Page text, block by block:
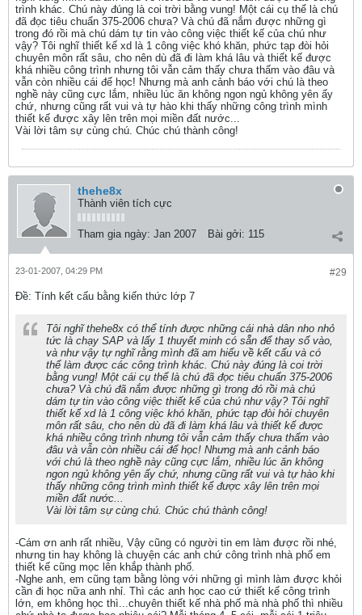
trình khác. Chú này đúng là coi trời bằng vung! Một cái cụ thể là chú
đã đọc tiêu chuẩn 375-2006 chưa? Và chú đã nắm được những gì
trong đó rồi mà chú dám tự tin vào công việc thiết kế của chú như
vậy? Tôi nghĩ thiết kế xd là 1 công việc khó khăn, phức tạp đòi hỏi
chuyên môn rất sâu, cho nên dù đã đi làm khá lâu và thiết kế được
khá nhiều công trình nhưng tôi vẫn cảm thấy chưa thấm vào đâu và
vẫn còn nhiều cái để học! Nhưng mà anh cảnh báo với chú là theo
nghề này cũng cực lắm, nhiều lúc ăn không ngon ngủ không yên ấy
chứ, nhưng cũng rất vui và tự hào khi thấy những công trình mình
thiết kế được xây lên trên mọi miền đất nước...
Vài lời tâm sự cùng chú. Chúc chú thành công!
thehe8x
Thành viên tích cực
Tham gia ngày: Jan 2007 Bài gởi: 115
#29
23-01-2007, 04:29 PM
Ðề: Tính kết cấu bằng kiến thức lớp 7
Tôi nghĩ thehe8x có thể tính được những cái nhà dân nho nhỏ
tức là chạy SAP và lấy 1 thuyết minh có sẵn để thay số vào,
và như vậy tự nghĩ rằng mình đã am hiểu về kết cấu và có
thể làm được các công trình khác. Chú này đúng là coi trời
bằng vung! Một cái cụ thể là chú đã đọc tiêu chuẩn 375-2006
chưa? Và chú đã nắm được những gì trong đó rồi mà chú
dám tự tin vào công việc thiết kế của chú như vậy? Tôi nghĩ
thiết kế xd là 1 công việc khó khăn, phức tạp đòi hỏi chuyên
môn rất sâu, cho nên dù đã đi làm khá lâu và thiết kế được
khá nhiều công trình nhưng tôi vẫn cảm thấy chưa thấm vào
đâu và vẫn còn nhiều cái để học! Nhưng mà anh cảnh báo
với chú là theo nghề này cũng cực lắm, nhiều lúc ăn không
ngon ngủ không yên ấy chứ, nhưng cũng rất vui và tự hào khi
thấy những công trình mình thiết kế được xây lên trên mọi
miền đất nước...
Vài lời tâm sự cùng chú. Chúc chú thành công!
-Cám ơn anh rất nhiều, Vậy cũng có người tin em làm được rồi nhé,
nhưng tin hay không là chuyện các anh chứ công trình nhà phố em
thiết kế cũng mọc lên khắp thành phố.
-Nghe anh, em cũng tạm bằng lòng với những gì mình làm được khỏi
cần đi học nữa anh nhỉ. Thì các anh học cao cứ thiết kế công trình
lớn, em không học thì...chuyên thiết kế nhà phố mà nhà phố thì nhiều